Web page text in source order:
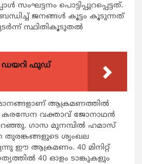
സംഘട്ടനം പൊട്ടിപ്പുറപ്പെട്ടത്.
ജനങ്ങള്‍ കൂട്ടം കൂടുന്നത്
സ്ഥിതികൂടുതല്‍
ഡയറി ഫുഡ്
ആക്രമണത്തില്‍
കരസേന വക്താവ് ജോനാഥന്‍
ഗാസ മുനമ്പില്‍ ഹമാസ്
തുരങ്കങ്ങളുടെ ശൃംഖല
ഈ ആക്രമണം. 40 മിനിറ്റ്
40 ഓളം ടാങ്കുകളും